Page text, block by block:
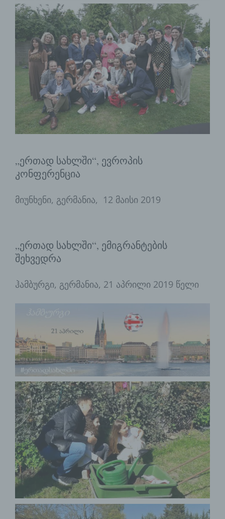
„ერთად სახლში“, ევროპის
კონფერენცია
მიუნხენი, გერმანია, 12 მაისი 2019
„ერთად სახლში“, ემიგრანტების
შეხვედრა
ჰამბურგი, გერმანია, 21 აპრილი 2019 წელი